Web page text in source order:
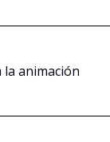
animación